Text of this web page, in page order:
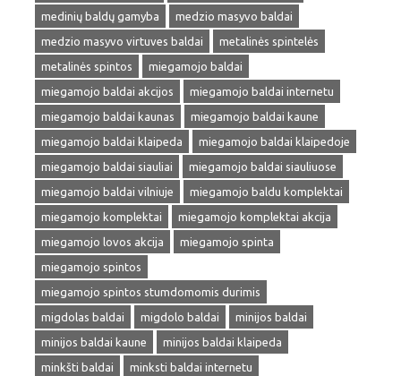
medinių baldų gamyba
medzio masyvo baldai
medzio masyvo virtuves baldai
metalinės spintelės
metalinės spintos
miegamojo baldai
miegamojo baldai akcijos
miegamojo baldai internetu
miegamojo baldai kaunas
miegamojo baldai kaune
miegamojo baldai klaipeda
miegamojo baldai klaipedoje
miegamojo baldai siauliai
miegamojo baldai siauliuose
miegamojo baldai vilniuje
miegamojo baldu komplektai
miegamojo komplektai
miegamojo komplektai akcija
miegamojo lovos akcija
miegamojo spinta
miegamojo spintos
miegamojo spintos stumdomomis durimis
migdolas baldai
migdolo baldai
minijos baldai
minijos baldai kaune
minijos baldai klaipeda
minkšti baldai
minksti baldai internetu